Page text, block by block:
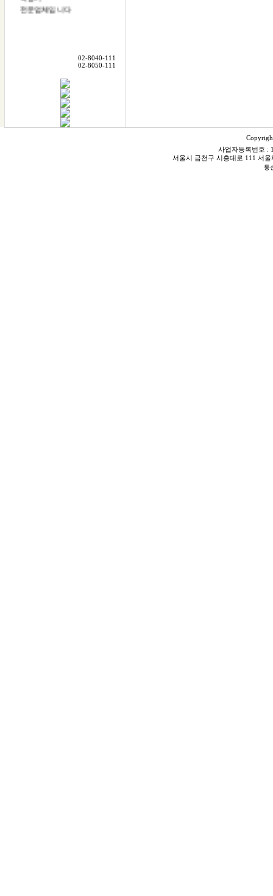
전문업체입니다
수평,수직,연직&거리
모두 다~잰다
금속,철근탐지
02-8040-111
02-8050-111
사업자등록번호 :
서울시 금천구 시흥대로 111 서
통